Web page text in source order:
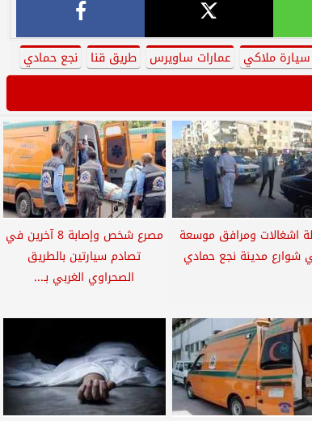
سيارة ملاكي عمارات ساويرس طريق قنا نجع حمادي
اشغالات ومرافق موسعة
شوارع مدينة نجع حمادي
مصرع شخص وإصابة 8 آخرين في
تصادم سيارتين بالطريق
الصحراوي الغربي بـ...